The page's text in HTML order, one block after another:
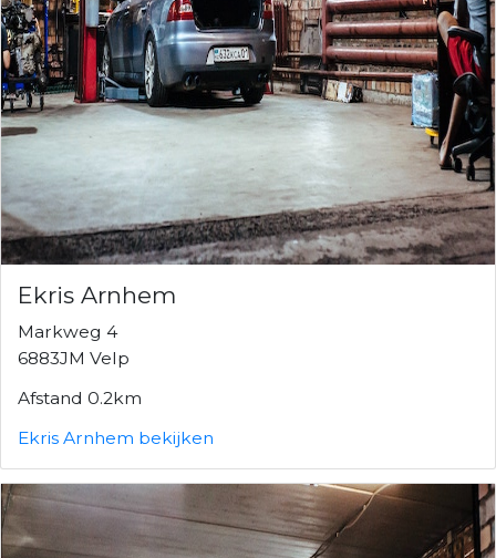
Ekris Arnhem
Markweg 4
6883JM Velp
Afstand 0.2km
Ekris Arnhem bekijken